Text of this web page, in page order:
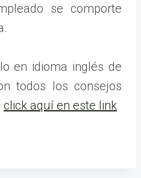
se comporte
en idioma inglés de
todos los consejos
click aquí en este link